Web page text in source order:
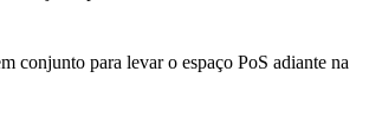
conjunto para levar o espaço PoS adiante na